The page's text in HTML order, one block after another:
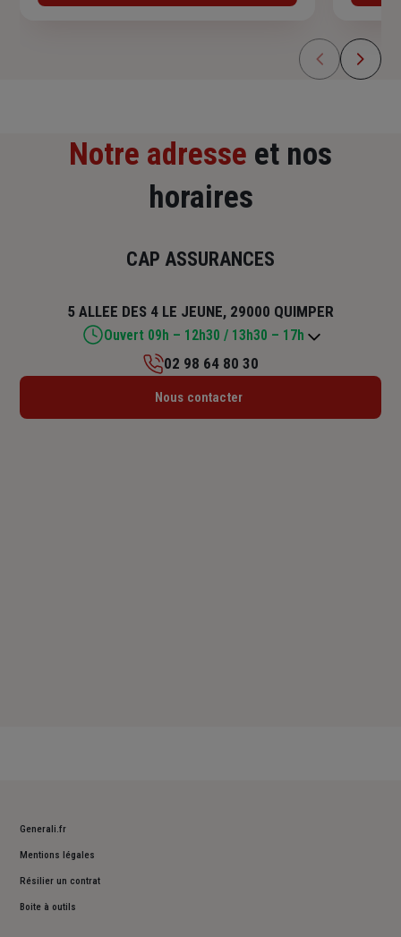
Notre adresse et nos
horaires
CAP ASSURANCES
5 ALLEE DES 4 LE JEUNE, 29000 QUIMPER
Ouvert 09h – 12h30 / 13h30 – 17h
Lundi : 09h – 12h30 / 13h30 – 17h
02 98 64 80 30
Nous contacter
Generali.fr
Mentions légales
Résilier un contrat
Boite à outils